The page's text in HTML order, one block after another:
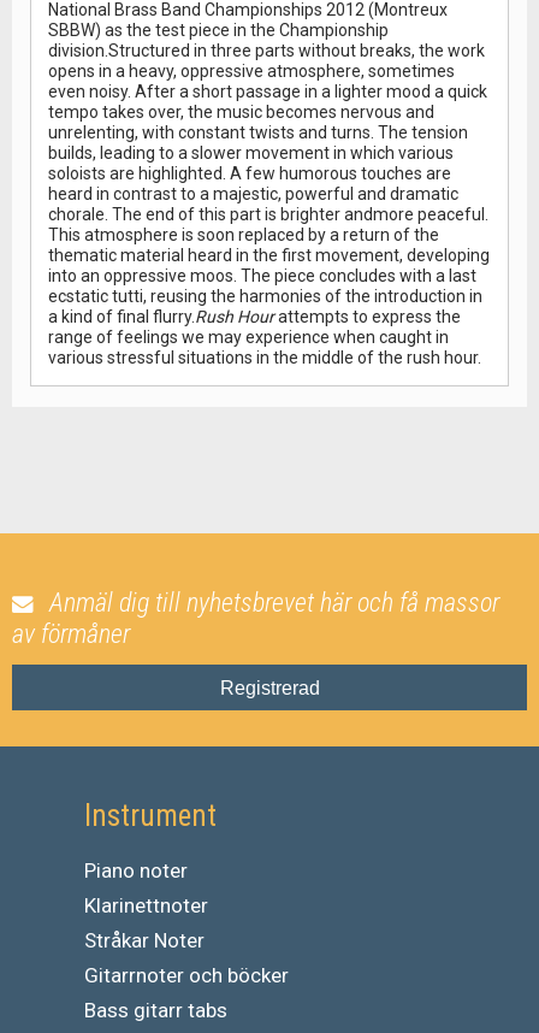
National Brass Band Championships 2012 (Montreux
SBBW) as the test piece in the Championship
division.Structured in three parts without breaks, the work
opens in a heavy, oppressive atmosphere, sometimes
even noisy. After a short passage in a lighter mood a quick
tempo takes over, the music becomes nervous and
unrelenting, with constant twists and turns. The tension
builds, leading to a slower movement in which various
soloists are highlighted. A few humorous touches are
heard in contrast to a majestic, powerful and dramatic
chorale. The end of this part is brighter andmore peaceful.
This atmosphere is soon replaced by a return of the
thematic material heard in the first movement, developing
into an oppressive moos. The piece concludes with a last
ecstatic tutti, reusing the harmonies of the introduction in
a kind of final flurry.Rush Hourattempts to express the
range of feelings we may experience when caught in
various stressful situations in the middle of the rush hour.
Anmäl dig till nyhetsbrevet här och få massor
av förmåner
Registrerad
Instrument
Piano noter
Klarinettnoter
Stråkar Noter
Gitarrnoter och böcker
Bass gitarr tabs